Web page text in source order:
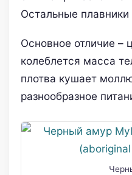
Остальные
Основное отличие –
колеблется масса
плотва кушает
разнообразное